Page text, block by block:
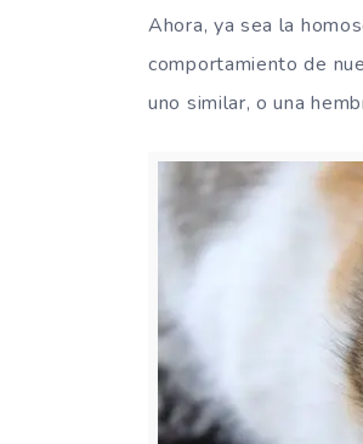
Ahora, ya sea la
comportamiento de
uno similar, o una